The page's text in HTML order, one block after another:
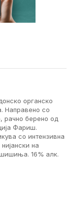
органско
Направено со
рачно берено од
Фариш.
со интензивна
на
16% алк.